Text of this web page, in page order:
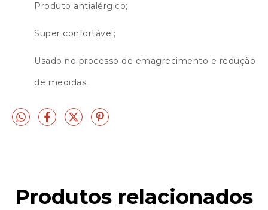
Produto antialérgico;
Super confortável;
Usado no processo de emagrecimento e redução
de medidas.
Produtos relacionados